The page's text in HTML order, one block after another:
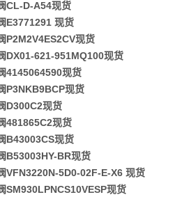
CL-D-A54现货
E3771291 现货
P2M2V4ES2CV现货
DX01-621-951MQ100现货
4145064590现货
P3NKB9BCP现货
D300C2现货
481865C2现货
B43003CS现货
B53003HY-BR现货
VFN3220N-5D0-02F-E-X6 现货
SM930LPNCS10VESP现货